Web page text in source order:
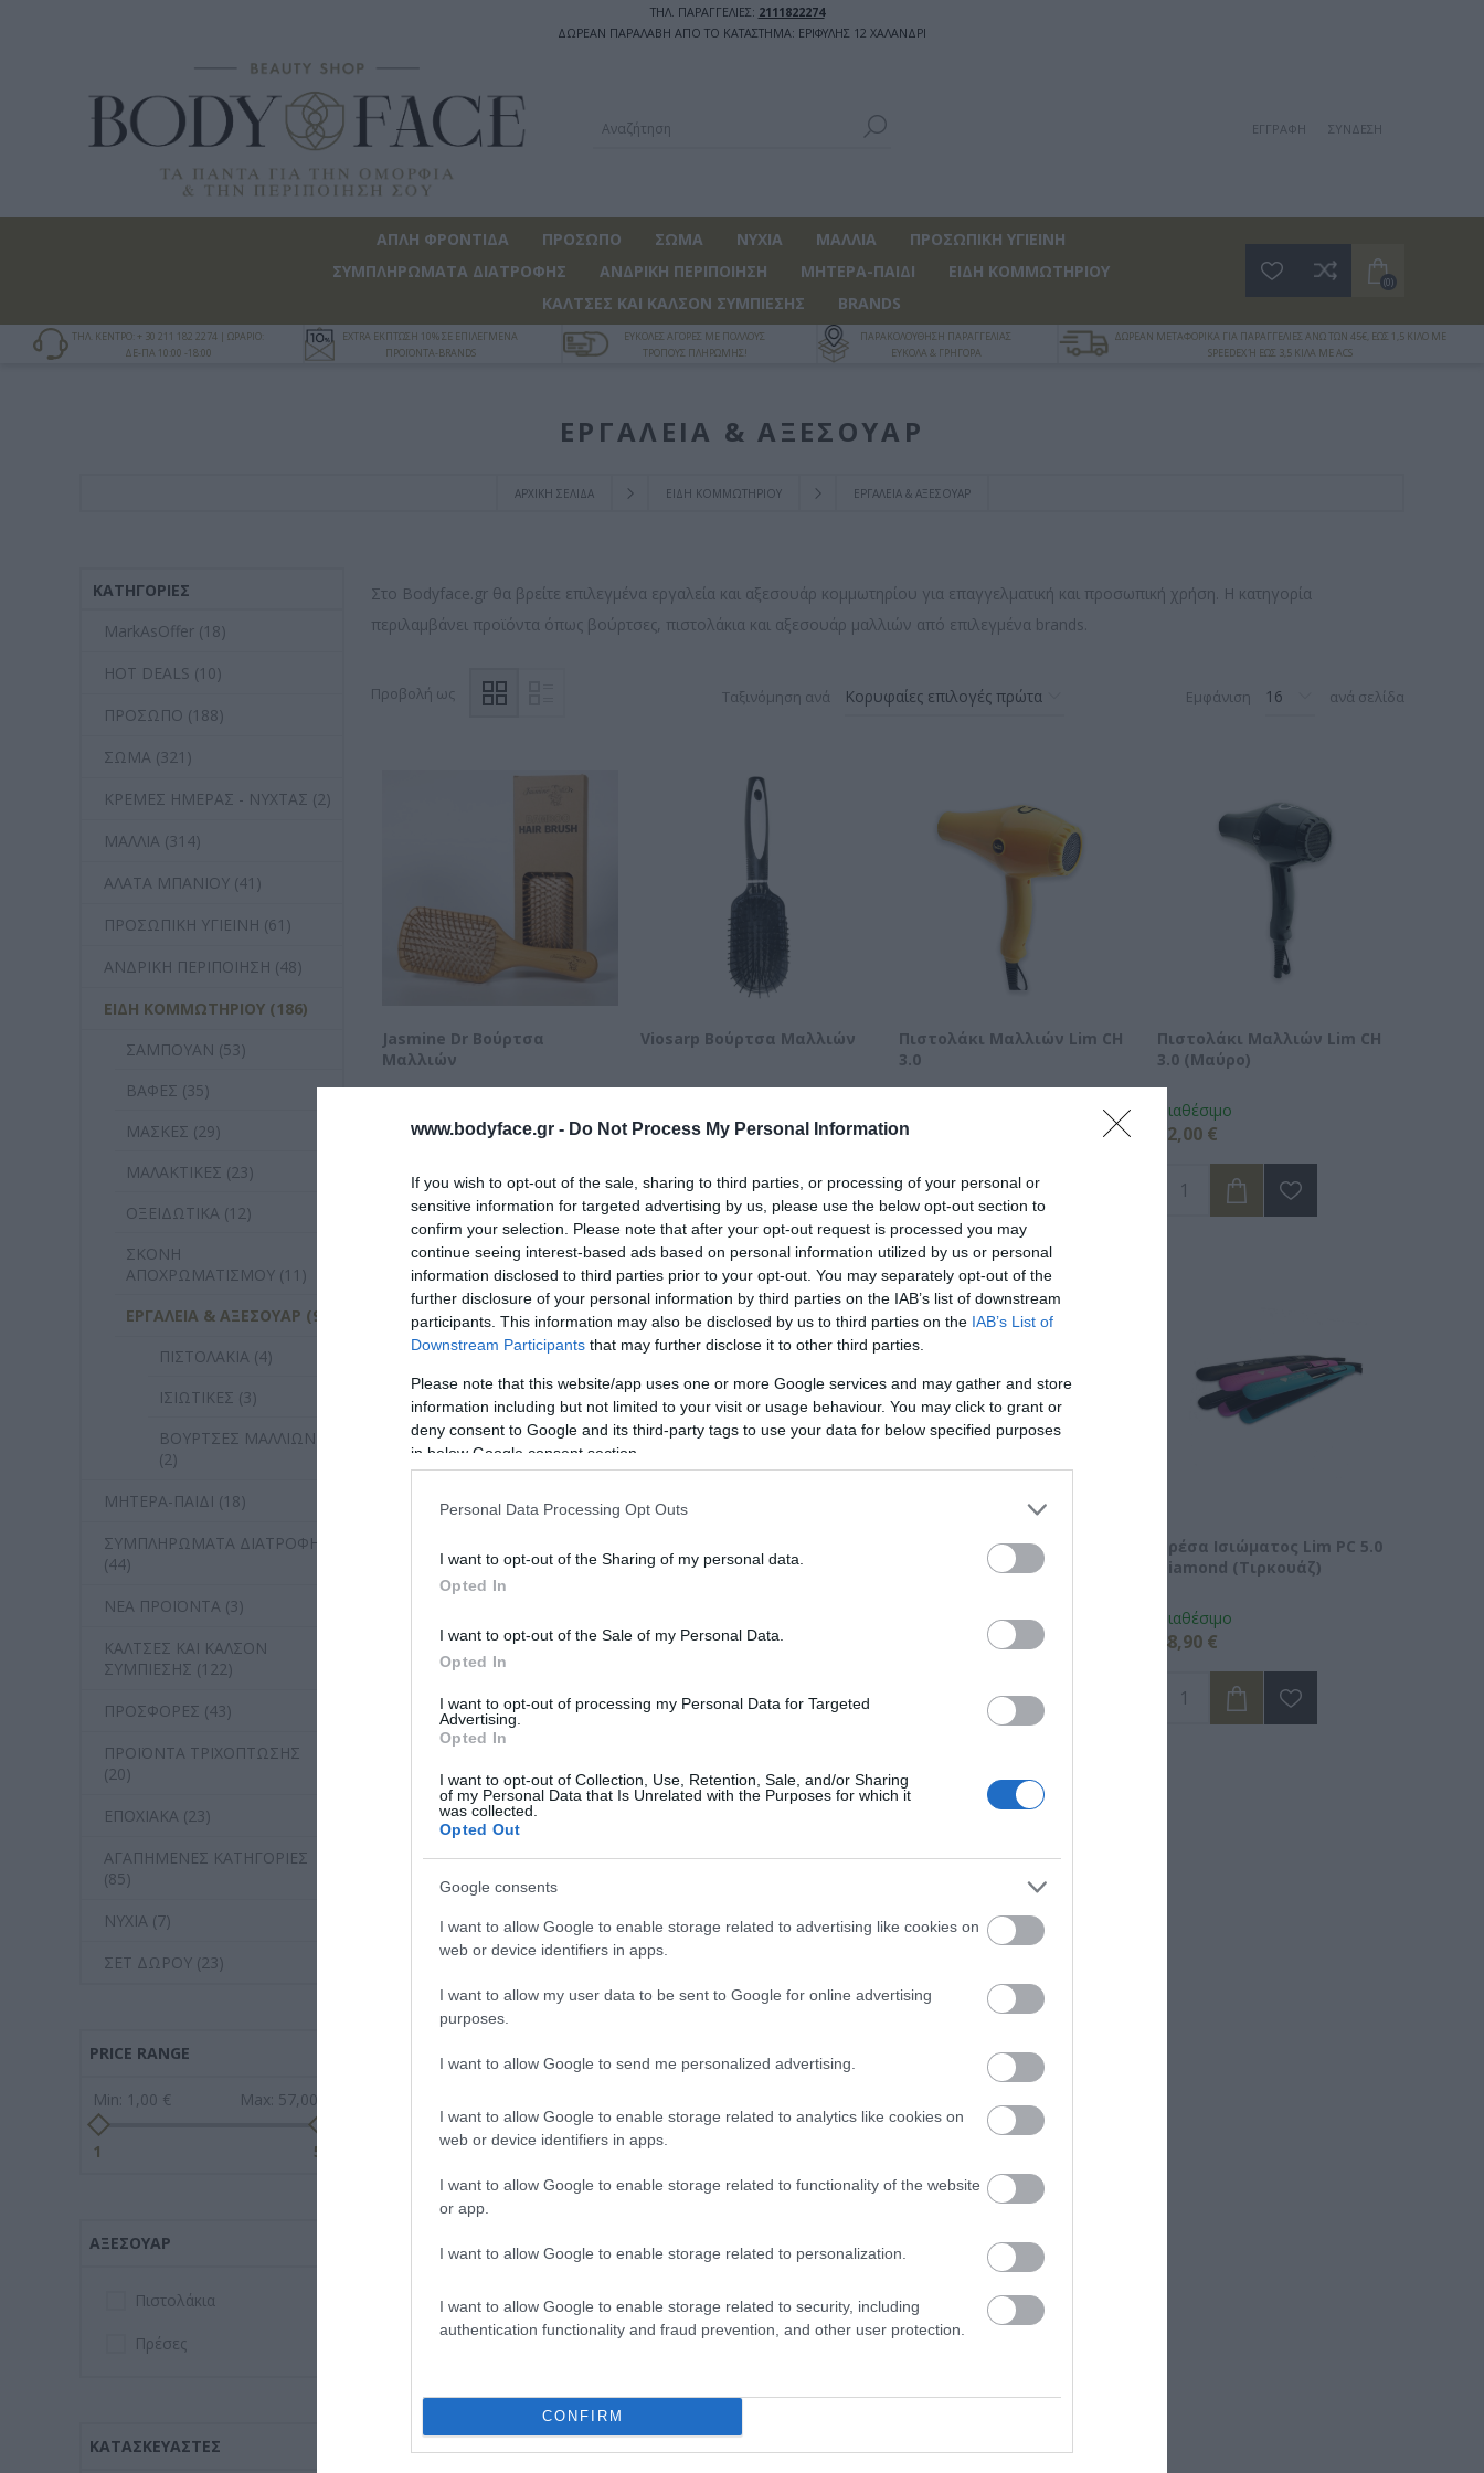
www.bodyface.gr - Do Not Process My Personal Information
If you wish to opt-out of the sale, sharing to third parties, or processing of your personal or
sensitive information for targeted advertising by us, please use the below opt-out section to
confirm your selection. Please note that after your opt-out request is processed you may
continue seeing interest-based ads based on personal information utilized by us or personal
information disclosed to third parties prior to your opt-out. You may separately opt-out of the
further disclosure of your personal information by third parties on the IAB’s list of downstream
participants. This information may also be disclosed by us to third parties on the IAB’s List of
Downstream Participants that may further disclose it to other third parties.
Please note that this website/app uses one or more Google services and may gather and store
information including but not limited to your visit or usage behaviour. You may click to grant or
deny consent to Google and its third-party tags to use your data for below specified purposes
in below Google consent section.
Personal Data Processing Opt Outs
I want to opt-out of the Sharing of my personal data.
Opted In
I want to opt-out of the Sale of my Personal Data.
Opted In
I want to opt-out of processing my Personal Data for Targeted
Advertising.
Opted In
I want to opt-out of Collection, Use, Retention, Sale, and/or Sharing
of my Personal Data that Is Unrelated with the Purposes for which it
was collected.
Opted Out
Google consents
I want to allow Google to enable storage related to advertising like cookies on
web or device identifiers in apps.
I want to allow my user data to be sent to Google for online advertising
purposes.
I want to allow Google to send me personalized advertising.
I want to allow Google to enable storage related to analytics like cookies on
web or device identifiers in apps.
I want to allow Google to enable storage related to functionality of the website
or app.
I want to allow Google to enable storage related to personalization.
I want to allow Google to enable storage related to security, including
authentication functionality and fraud prevention, and other user protection.
CONFIRM
ΤΗΛ. ΠΑΡΑΓΓΕΛΙΕΣ: 2111822274
ΔΩΡΕΑΝ ΠΑΡΑΛΑΒΗ ΑΠΟ ΤΟ ΚΑΤΑΣΤΗΜΑ: ΕΡΙΦΥΛΗΣ 12 ΧΑΛΑΝΔΡΙ
ΕΓΓΡΑΦΉ ΣΎΝΔΕΣΗ
ΑΠΛΗ ΦΡΟΝΤΙΔΑ ΠΡΟΣΩΠΟ ΣΩΜΑ ΝΥΧΙΑ ΜΑΛΛΙΑ
ΠΡΟΣΩΠΙΚΗ ΥΓΙΕΙΝΗ
ΣΥΜΠΛΗΡΩΜΑΤΑ ΔΙΑΤΡΟΦΗΣ
ΑΝΔΡΙΚΗ ΠΕΡΙΠΟΙΗΣΗ ΜΗΤΕΡΑ-ΠΑΙΔΙ
ΕΙΔΗ ΚΟΜΜΩΤΗΡΙΟΥ
ΚΑΛΤΣΕΣ ΚΑΙ ΚΑΛΣΟΝ ΣΥΜΠΙΕΣΗΣ
BRANDS
(0)
ΤΗΛ. ΚΕΝΤΡΟ: + 30 211 182 2274 | ΩΡΑΡΙΟ:
ΔΕ-ΠΑ 10:00 -18:00
EXTRA ΕΚΠΤΩΣΗ 10% ΣΕ ΕΠΙΛΕΓΜΕΝΑ
ΠΡΟΪΟΝΤΑ-BRANDS
ΕΥΚΟΛΕΣ ΑΓΟΡΕΣ ΜΕ ΠΟΛΛΟΥΣ
ΤΡΟΠΟΥΣ ΠΛΗΡΩΜΗΣ!
ΠΑΡΑΚΟΛΟΥΘΗΣΗ ΠΑΡΑΓΓΕΛΙΑΣ
ΕΥΚΟΛΑ & ΓΡΗΓΟΡΑ
ΔΩΡΕΑΝ ΜΕΤΑΦΟΡΙΚΑ ΓΙΑ ΠΑΡΑΓΓΕΛΙΕΣ ΑΝΩ ΤΩΝ 45€, ΕΩΣ 1,5 ΚΙΛΟ ΜΕ
SPEEDEX Ή ΕΩΣ 3,5 ΚΙΛΑ ΜΕ ACS
ΑΡΧΙΚΉ ΣΕΛΊΔΑ ΕΙΔΗ ΚΟΜΜΩΤΗΡΙΟΥ ΕΡΓΑΛΕΙΑ & ΑΞΕΣΟΥΑΡ
ΕΡΓΑΛΕΙΑ & ΑΞΕΣΟΥΑΡ
Στο Bodyface.gr θα βρείτε επιλεγμένα εργαλεία και αξεσουάρ κομμωτηρίου για επαγγελματική και προσωπική χρήση. Η κατηγορία
περιλαμβάνει προϊόντα όπως βούρτσες, πιστολάκια και αξεσουάρ μαλλιών από επιλεγμένα brands.
Προβολή ως Ταξινόμηση ανά Εμφάνιση ανά σελίδα
Jasmine Dr Βούρτσα
Μαλλιών
14,70 €
Viosarp Βούρτσα Μαλλιών
1,50 €
Πιστολάκι Μαλλιών Lim CH
3.0
32,00 €
Πιστολάκι Μαλλιών Lim CH
3.0 (Μαύρο)
Διαθέσιμο
32,00 €
56,50 €
(Μαύρο)
56,50 €
Πρέσα Ισιώματος Lim PC 5.0
Diamond (Μαύρο)
Πρέσα Ισιώματος Lim PC 5.0
Diamond (Τιρκουάζ)
Διαθέσιμο
48,90 €
Πρέσα Ισιώματος Lim PC 5.0
Diamond (Φούξια)
Διαθέσιμο
48,90 €
ΚΑΤΗΓΟΡΊΕΣ
MarkAsOffer (18)
HOT DEALS (10)
ΠΡΟΣΩΠΟ (188)
ΣΩΜΑ (321)
ΚΡΕΜΕΣ ΗΜΕΡΑΣ - ΝΥΧΤΑΣ (2)
ΜΑΛΛΙΑ (314)
ΑΛΑΤΑ ΜΠΑΝΙΟΥ (41)
ΠΡΟΣΩΠΙΚΗ ΥΓΙΕΙΝΗ (61)
ΑΝΔΡΙΚΗ ΠΕΡΙΠΟΙΗΣΗ (48)
ΕΙΔΗ ΚΟΜΜΩΤΗΡΙΟΥ (186)
ΣΑΜΠΟΥΑΝ (53)
ΒΑΦΕΣ (35)
ΜΑΣΚΕΣ (29)
ΜΑΛΑΚΤΙΚΕΣ (23)
ΟΞΕΙΔΩΤΙΚΑ (12)
ΣΚΟΝΗ
ΑΠΟΧΡΩΜΑΤΙΣΜΟΥ (11)
ΕΡΓΑΛΕΙΑ & ΑΞΕΣΟΥΑΡ (9)
ΠΙΣΤΟΛΑΚΙΑ (4)
ΙΣΙΩΤΙΚΕΣ (3)
ΒΟΥΡΤΣΕΣ ΜΑΛΛΙΩΝ
(2)
ΜΗΤΕΡΑ-ΠΑΙΔΙ (18)
ΣΥΜΠΛΗΡΩΜΑΤΑ ΔΙΑΤΡΟΦΗΣ
(44)
ΝΕΑ ΠΡΟΪΟΝΤΑ (3)
ΚΑΛΤΣΕΣ ΚΑΙ ΚΑΛΣΟΝ
ΣΥΜΠΙΕΣΗΣ (122)
ΠΡΟΣΦΟΡΕΣ (43)
ΠΡΟΪΟΝΤΑ ΤΡΙΧΟΠΤΩΣΗΣ
(20)
ΕΠΟΧΙΑΚΑ (23)
ΑΓΑΠΗΜΕΝΕΣ ΚΑΤΗΓΟΡΙΕΣ
(85)
ΝΥΧΙΑ (7)
ΣΕΤ ΔΩΡΟΥ (23)
PRICE RANGE
Min: 1,00 € Max: 57,00 €
1 57
ΑΞΕΣΟΥΆΡ
Πιστολάκια
Πρέσες
ΚΑΤΑΣΚΕΥΑΣΤΈΣ